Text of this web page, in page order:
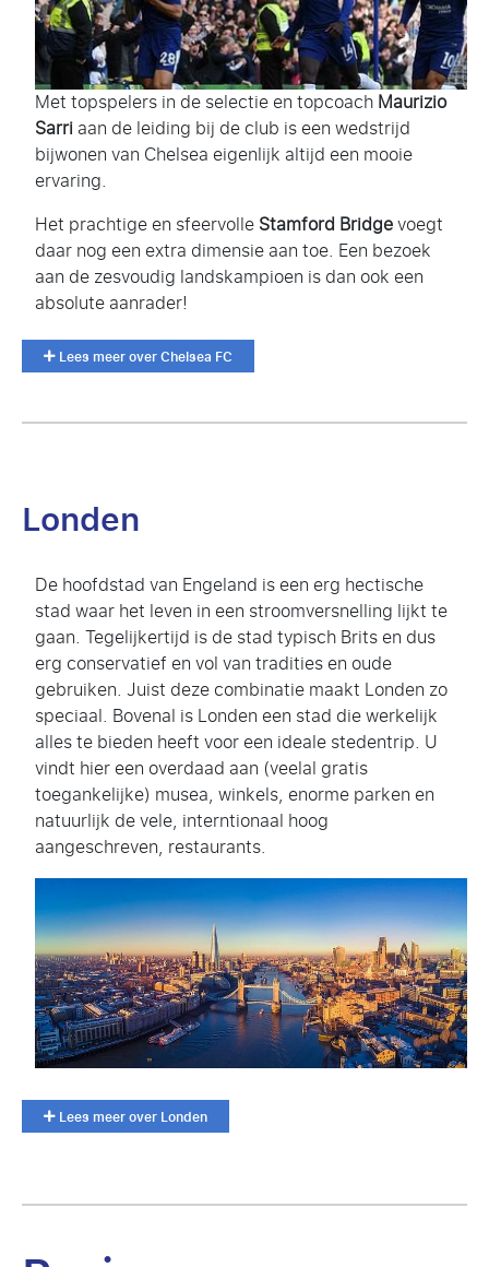
Met topspelersin de selectie en topcoachMaurizio
Sarriaan de leiding bij de club is een wedstrijd
bijwonen van Chelsea eigenlijk altijd een mooie
ervaring.
Het prachtige en sfeervolleStamford Bridgevoegt
daar nog een extra dimensie aan toe. Een bezoek
aan de zesvoudig landskampioen is dan ook een
absolute aanrader!
Lees meer over Chelsea FC
Londen
De hoofdstad van Engeland is een erg hectische
stad waar het leven in een stroomversnelling lijkt te
gaan. Tegelijkertijd is de stad typisch Brits en dus
erg conservatief en vol van tradities en oude
gebruiken. Juist deze combinatie maakt Londen zo
speciaal. Bovenal is Londen een stad die werkelijk
alles te bieden heeft voor een ideale stedentrip. U
vindt hier een overdaad aan (veelal gratis
toegankelijke) musea, winkels, enorme parken en
natuurlijk de vele, interntionaal hoog
aangeschreven, restaurants.
Lees meer over Londen